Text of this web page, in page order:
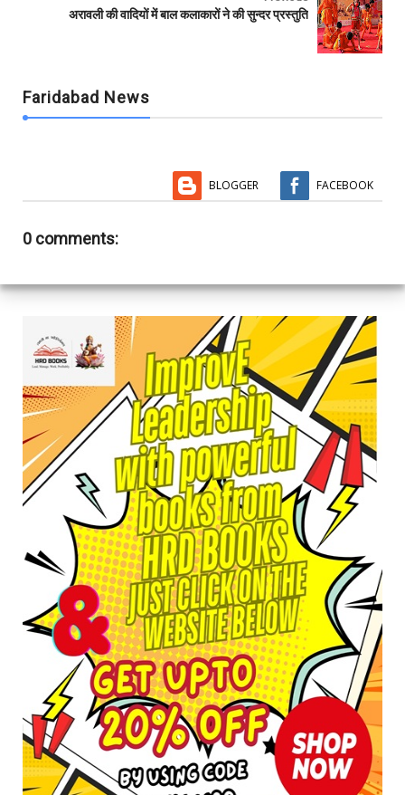
अरावली की वादियों में बाल कलाकारों ने की सुन्दर प्रस्तुति
Faridabad News
BLOGGER FACEBOOK
0 comments: